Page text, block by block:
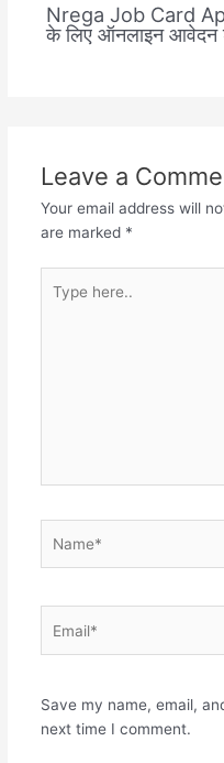
Nrega Job Card
के लिए ऑनलाइन
Leave a
Your email address will
are marked *
here..
Save my name, email,
next time I comment.